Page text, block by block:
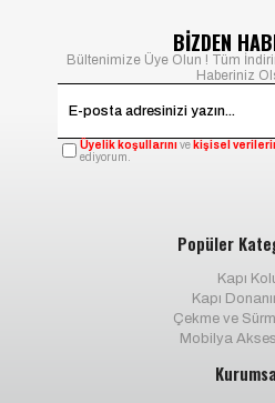
BİZDEN
Bültenimize Üye Olun ! Tüm
Haberiniz
Üyelik koşullarınıve kişisel
ediyorum.
Popüler
Kapı
Kapı
Çekme ve
Mobilya